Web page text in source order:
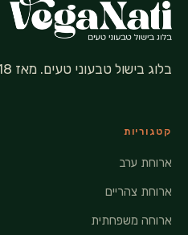
בלוג בישול טבעוני טעים. מאז 2018.
קטגוריות
ארוחת ערב
ארוחת צהריים
ארוחה משפחתית